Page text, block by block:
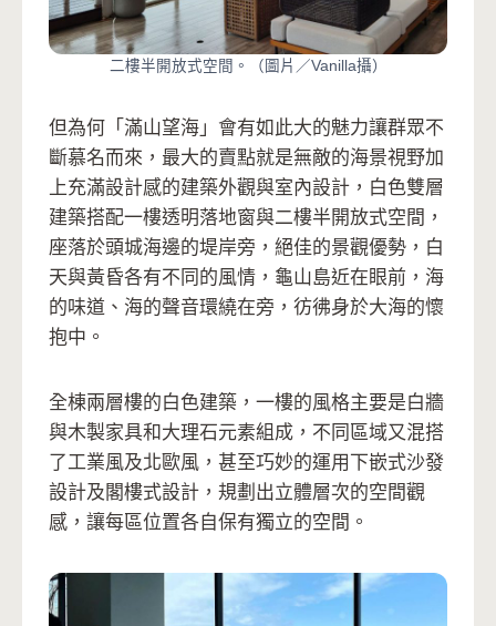
二樓半開放式空間。（圖片／Vanilla攝）
但為何「滿山望海」會有如此大的魅力讓群眾不
斷慕名而來，最大的賣點就是無敵的海景視野加
上充滿設計感的建築外觀與室內設計，白色雙層
建築搭配一樓透明落地窗與二樓半開放式空間，
座落於頭城海邊的堤岸旁，絕佳的景觀優勢，白
天與黃昏各有不同的風情，龜山島近在眼前，海
的味道、海的聲音環繞在旁，彷彿身於大海的懷
抱中。
全棟兩層樓的白色建築，一樓的風格主要是白牆
與木製家具和大理石元素組成，不同區域又混搭
了工業風及北歐風，甚至巧妙的運用下嵌式沙發
設計及閣樓式設計，規劃出立體層次的空間觀
感，讓每區位置各自保有獨立的空間。